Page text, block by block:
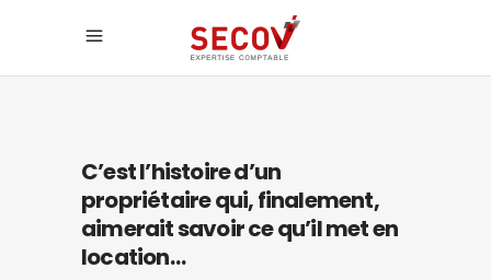
C’est l’histoire d’un
propriétaire qui, finalement,
aimerait savoir ce qu’il met en
location…